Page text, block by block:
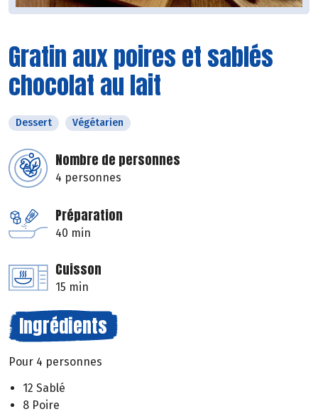
Gratin aux poires et sablés
chocolat au lait
Dessert Végétarien
Nombre de personnes
4 personnes
Préparation
40 min
Cuisson
15 min
Ingrédients
Pour 4 personnes
12 Sablé
8 Poire